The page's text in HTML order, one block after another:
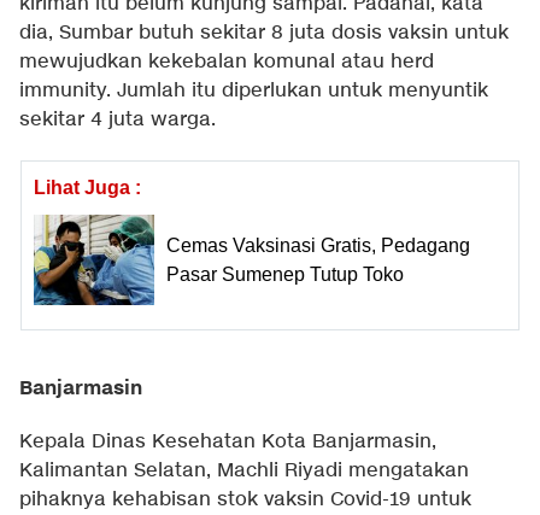
dia, Sumbar butuh sekitar 8 juta dosis vaksin untuk
mewujudkan kekebalan komunal atau herd
immunity. Jumlah itu diperlukan untuk menyuntik
sekitar 4 juta warga.
Lihat Juga :
Cemas Vaksinasi Gratis, Pedagang
Pasar Sumenep Tutup Toko
Banjarmasin
Kepala Dinas Kesehatan Kota Banjarmasin,
Kalimantan Selatan, Machli Riyadi mengatakan
pihaknya kehabisan stok vaksin Covid-19 untuk